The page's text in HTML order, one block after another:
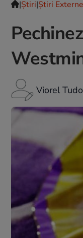
|Ştiri|Știri Externe
Viorel